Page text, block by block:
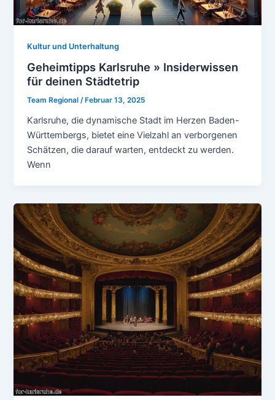
Kultur und Unterhaltung
Geheimtipps Karlsruhe » Insiderwissen
für deinen Städtetrip
Team Regional/ Februar 13, 2025
Karlsruhe, die dynamische Stadt im Herzen Baden-
Württembergs, bietet eine Vielzahl an verborgenen
Schätzen, die darauf warten, entdeckt zu werden.
Wenn